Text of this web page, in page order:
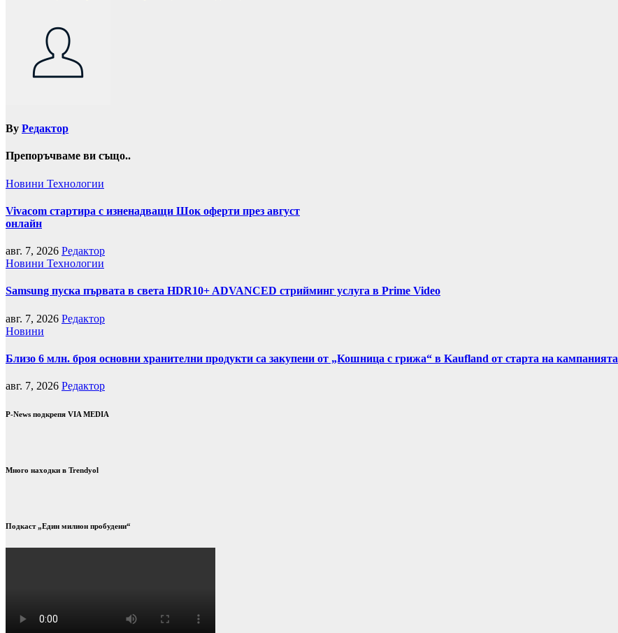
By Редактор
Препоръчваме ви също..
Новини Технологии
Vivacom стартира с изненадващи Шок оферти през август
онлайн
авг. 7, 2026 Редактор
Новини Технологии
Samsung пуска първата в света HDR10+ ADVANCED стрийминг услуга в Prime Video
авг. 7, 2026 Редактор
Новини
Близо 6 млн. броя основни хранителни продукти са закупени от „Кошница с грижа“ в Kaufland от старта на кампанията
авг. 7, 2026 Редактор
P-News подкрепя VIA MEDIA
Много находки в Trendyol
Подкаст „Един милион пробудени“